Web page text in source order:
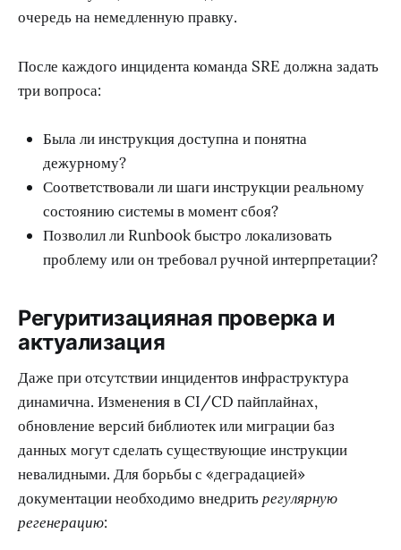
очередь на немедленную правку.
После каждого инцидента команда SRE должна задать
три вопроса:
Была ли инструкция доступна и понятна
дежурному?
Соответствовали ли шаги инструкции реальному
состоянию системы в момент сбоя?
Позволил ли Runbook быстро локализовать
проблему или он требовал ручной интерпретации?
Регуритизацияная проверка и
актуализация
Даже при отсутствии инцидентов инфраструктура
динамична. Изменения в CI/CD пайплайнах,
обновление версий библиотек или миграции баз
данных могут сделать существующие инструкции
невалидными. Для борьбы с «деградацией»
документации необходимо внедритьрегулярную
регенерацию: